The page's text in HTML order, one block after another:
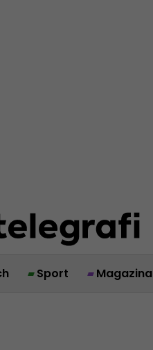
Sport Magazina